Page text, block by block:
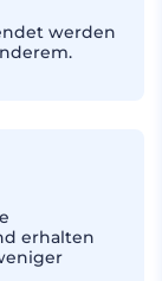
werden
erhalten